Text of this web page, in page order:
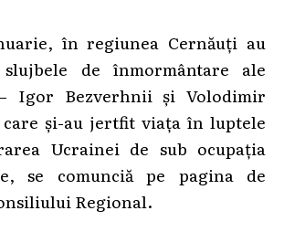
în regiunea Cernăuți au
de înmormântare ale
Bezverhnii și Volodimir
și-au jertfit viața în luptele
Ucrainei de sub ocupația
se comunciă pe pagina de
Regional.